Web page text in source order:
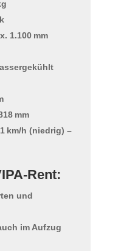
1.100 mm
mm
km/h (niedrig) –
Rent:
und
im Aufzug